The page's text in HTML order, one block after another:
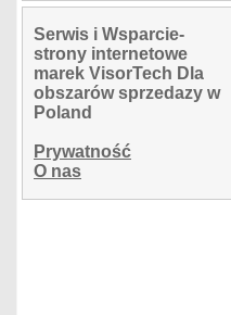
Serwis i Wsparcie-
strony internetowe
marek VisorTech Dla
obszarów sprzedazy w
Poland
Prywatność
O nas